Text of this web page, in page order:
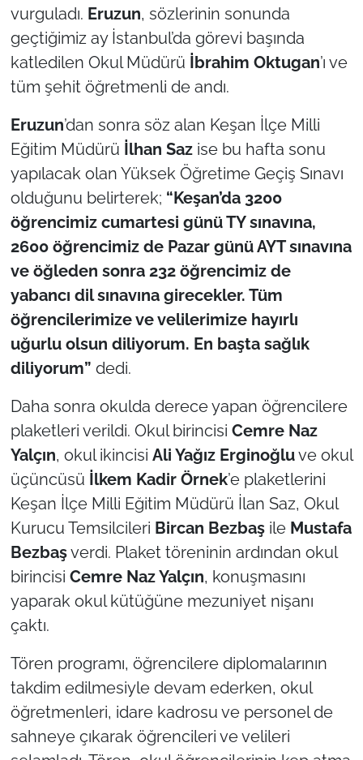
vurguladı. Eruzun, sözlerinin sonunda
geçtiğimiz ay İstanbul’da görevi başında
katledilen Okul Müdürü İbrahim Oktugan’ı ve
tüm şehit öğretmenli de andı.
Eruzun’dan sonra söz alan Keşan İlçe Milli
Eğitim Müdürü İlhan Sazise bu hafta sonu
yapılacak olan Yüksek Öğretime Geçiş Sınavı
olduğunu belirterek; “Keşan’da 3200
öğrencimiz cumartesi günü TY sınavına,
2600 öğrencimiz de Pazar günü AYT sınavına
ve öğleden sonra 232 öğrencimiz de
yabancı dil sınavına girecekler. Tüm
öğrencilerimize ve velilerimize hayırlı
uğurlu olsun diliyorum. En başta sağlık
diliyorum” dedi.
Daha sonra okulda derece yapan öğrencilere
plaketleri verildi. Okul birincisi Cemre Naz
Yalçın, okul ikincisi Ali Yağız Erginoğluve okul
üçüncüsü İlkem Kadir Örnek’e plaketlerini
Keşan İlçe Milli Eğitim Müdürü İlan Saz, Okul
Kurucu Temsilcileri Bircan Bezbaşile Mustafa
Bezbaşverdi. Plaket töreninin ardından okul
birincisi Cemre Naz Yalçın, konuşmasını
yaparak okul kütüğüne mezuniyet nişanı
çaktı.
Tören programı, öğrencilere diplomalarının
takdim edilmesiyle devam ederken, okul
öğretmenleri, idare kadrosu ve personel de
sahneye çıkarak öğrencileri ve velileri